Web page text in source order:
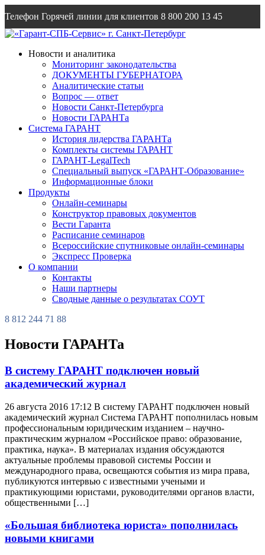
Телефон Горячей линии для клиентов 8 800 200 13 45
Emailinfo@garantsp.ru
Новости и аналитика
Мониторинг законодательства
ДОКУМЕНТЫ ГУБЕРНАТОРА
Аналитические статьи
Вопрос — ответ
Новости Санкт-Петербурга
Новости ГАРАНТа
Система ГАРАНТ
История лидерства ГАРАНТа
Комплекты системы ГАРАНТ
ГАРАНТ-LegalTech
Специальный выпуск «ГАРАНТ-Образование»
Информационные блоки
Продукты
Онлайн-семинары
Конструктор правовых документов
Вести Гаранта
Расписание семинаров
Всероссийские спутниковые онлайн-семинары
Экспресс Проверка
О компании
Контакты
Наши партнеры
Сводные данные о результатах СОУТ
8 812 244 71 88
Новости ГАРАНТа
В систему ГАРАНТ подключен новый
академический журнал
26 августа 2016 17:12 В систему ГАРАНТ подключен новый
академический журнал Система ГАРАНТ пополнилась новым
профессиональным юридическим изданием – научно-
практическим журналом «Российское право: образование,
практика, наука». В материалах издания обсуждаются
актуальные проблемы правовой системы России и
международного права, освещаются события из мира права,
публикуются интервью с известными учеными и
практикующими юристами, руководителями органов власти,
общественными […]
«Большая библиотека юриста» пополнилась
новыми книгами